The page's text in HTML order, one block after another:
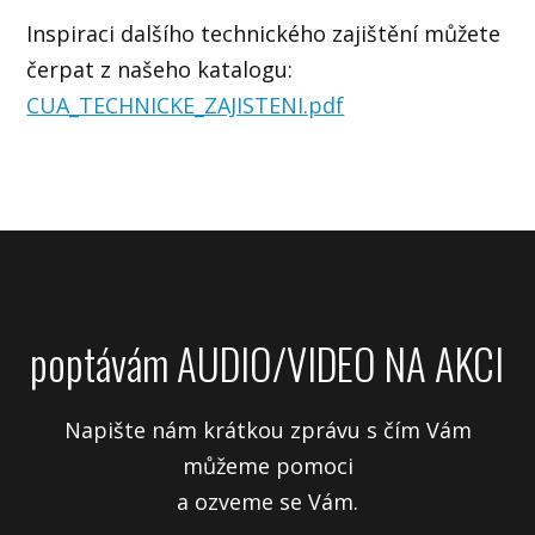
Inspiraci dalšího technického zajištění můžete
čerpat z našeho katalogu:
CUA_TECHNICKE_ZAJISTENI.pdf
poptávám AUDIO/VIDEO NA AKCI
Napište nám krátkou zprávu s čím Vám
můžeme pomoci
a ozveme se Vám.